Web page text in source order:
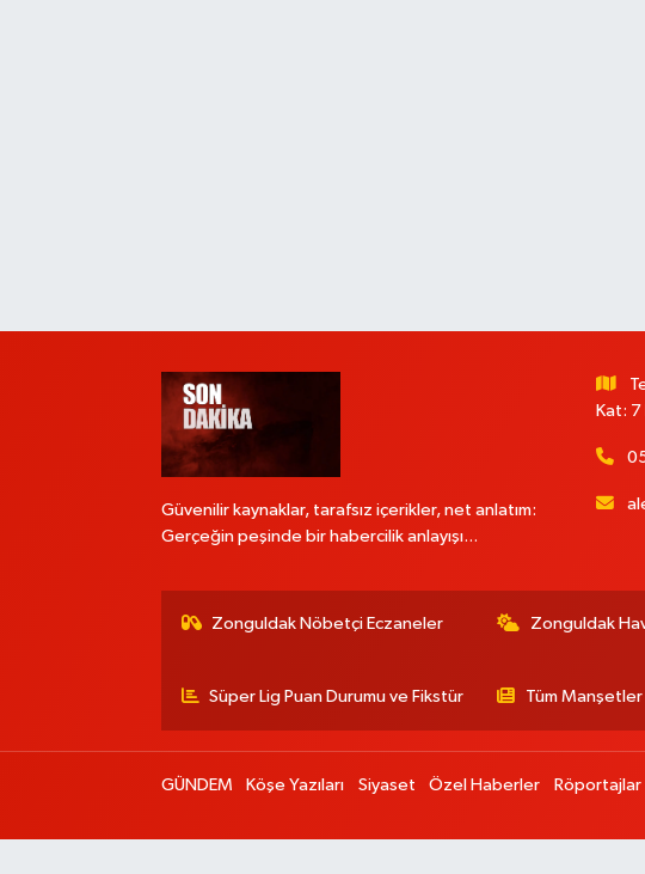
Güvenilir kaynaklar, tarafsız içerikler, net anlatım:
Gerçeğin peşinde bir habercilik anlayışı...
Kat: 7
Zonguldak Nöbetçi Eczaneler Zonguldak
Süper Lig Puan Durumu ve Fikstür Tüm Manşetler
GÜNDEM Köşe Yazıları Siyaset Özel Haberler Röportajlar